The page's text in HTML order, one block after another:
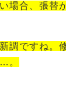
場合、張替
調ですね。
。